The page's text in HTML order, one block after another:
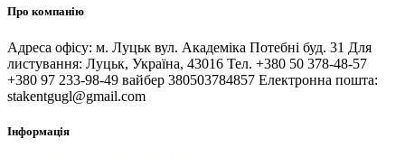
Про компанію
Адреса офісу: м. Луцьк вул. Академіка Потебні буд. 31 Для
листування: Луцьк, Україна, 43016 Тел. +380 50 378-48-57
+380 97 233-98-49 вайбер 380503784857 Електронна пошта:
stakentgugl@gmail.com
Інформація